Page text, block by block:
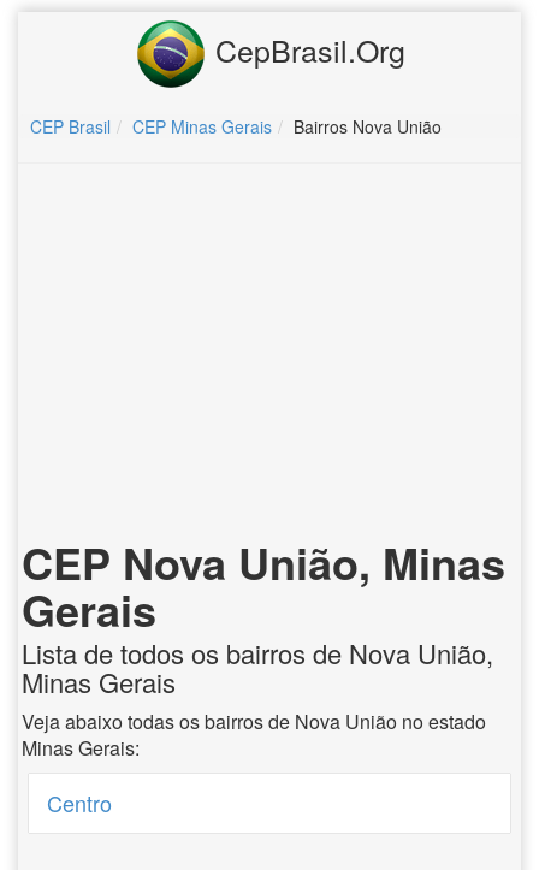
CepBrasil.Org
CEP Brasil CEP Minas Gerais Bairros Nova União
CEP Nova União, Minas
Gerais
Lista de todos os bairros de Nova União,
Minas Gerais
Veja abaixo todas os bairros de Nova União no estado
Minas Gerais:
Centro